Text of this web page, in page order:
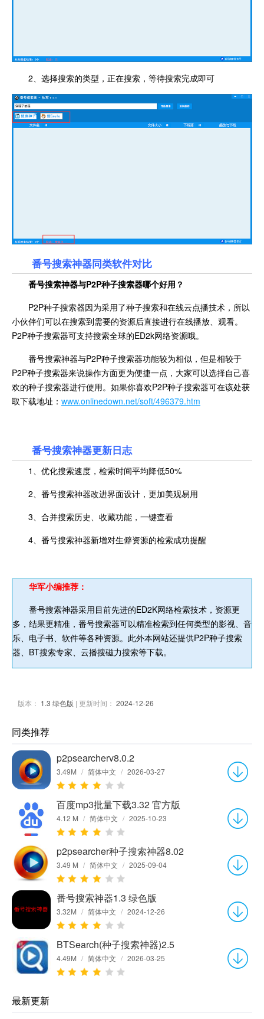
2、选择搜索的类型，正在搜索，等待搜索完成即可
番号搜索神器同类软件对比
番号搜索神器与P2P种子搜索器哪个好用？
P2P种子搜索器因为采用了种子搜索和在线云点播技术，所以
小伙伴们可以在搜索到需要的资源后直接进行在线播放、观看。
P2P种子搜索器可支持搜索全球的ED2k网络资源哦。
番号搜索神器与P2P种子搜索器功能较为相似，但是相较于
P2P种子搜索器来说操作方面更为便捷一点，大家可以选择自己喜
欢的种子搜索器进行使用。如果你喜欢P2P种子搜索器可在该处获
取下载地址： www.onlinedown.net/soft/496379.htm
番号搜索神器更新日志
1、优化搜索速度，检索时间平均降低50%
2、番号搜索神器改进界面设计，更加美观易用
3、合并搜索历史、收藏功能，一键查看
4、番号搜索神器新增对生僻资源的检索成功提醒
华军小编推荐：
番号搜索神器采用目前先进的ED2K网络检索技术，资源更
多，结果更精准，番号搜索器可以精准检索到任何类型的影视、音
乐、电子书、软件等各种资源。此外本网站还提供P2P种子搜索
器、BT搜索专家、云播搜磁力搜索等下载。
版本： 1.3 绿色版 | 更新时间： 2024-12-26
同类推荐
p2psearcherv8.0.2
3.49M / 简体中文 / 2026-03-27
百度mp3批量下载3.32 官方版
4.12 M / 简体中文 / 2025-10-23
p2psearcher种子搜索神器8.02
3.49 M / 简体中文 / 2025-09-04
番号搜索神器1.3 绿色版
3.32M / 简体中文 / 2024-12-26
BTSearch(种子搜索神器)2.5
4.49M / 简体中文 / 2026-03-25
最新更新